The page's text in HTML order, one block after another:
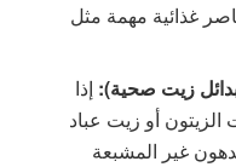
غذائية مهمة مثل
زيت صحية): إذا
أو زيت عباد
غير المشبعة